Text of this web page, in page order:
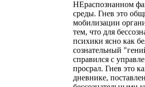
НЕраспознанном
среды. Гнев это
мобилизации
тем, что для
психики ясно как
сознательный
справился с
просрал. Гнев это
дневнике,